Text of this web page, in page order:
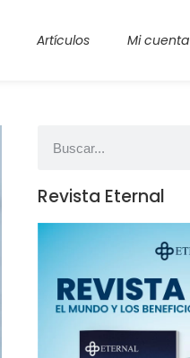
Artículos Mi cuenta
Revista Eternal